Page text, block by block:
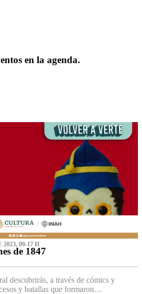
en la agenda.
2023, 09-17 H
de 1847
descubrirás, a través de cómics y
y batallas que formaron…